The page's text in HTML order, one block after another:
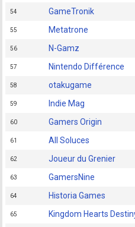
54 GameTronik
55 Metatrone
56 N-Gamz
57 Nintendo Différence
58 otakugame
59 Indie Mag
60 Gamers Origin
61 All Soluces
62 Joueur du Grenier
63 GamersNine
64 Historia Games
65 Kingdom Hearts